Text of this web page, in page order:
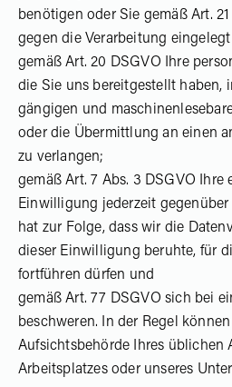
benötigen oder Sie gemäß Art.
gegen die Verarbeitung
gemäß Art. 20 DSGVO Ihre
die Sie uns bereitgestellt haben,
gängigen und
oder die Übermittlung an einen
zu verlangen;
gemäß Art. 7 Abs. 3 DSGVO Ihre
Einwilligung jederzeit
hat zur Folge, dass wir die
dieser Einwilligung beruhte, für
fortführen dürfen und
gemäß Art. 77 DSGVO sich bei
beschweren. In der Regel
Aufsichtsbehörde Ihres üblichen
Arbeitsplatzes oder unseres